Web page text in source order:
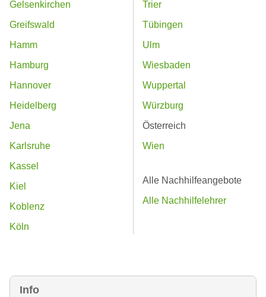
Info
Gelsenkirchen
Greifswald
Hamm
Hamburg
Hannover
Heidelberg
Jena
Karlsruhe
Kassel
Kiel
Koblenz
Köln
Trier
Tübingen
Ulm
Wiesbaden
Wuppertal
Würzburg
Österreich
Wien
Alle Nachhilfeangebote
Alle Nachhilfelehrer